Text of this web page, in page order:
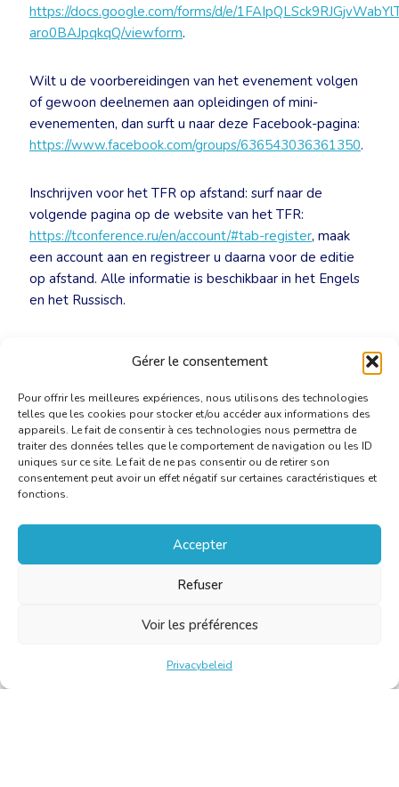
Gérer le consentement
Pour offrir les meilleures expériences, nous utilisons des technologies
telles que les cookies pour stocker et/ou accéder aux informations des
appareils. Le fait de consentir à ces technologies nous permettra de
traiter des données telles que le comportement de navigation ou les ID
uniques sur ce site. Le fait de ne pas consentir ou de retirer son
consentement peut avoir un effet négatif sur certaines caractéristiques et
fonctions.
Accepter
Refuser
Voir les préférences
Privacybeleid
https://docs.google.com/forms/d/e/
aro0BAJpqkqQ/viewform.
Wilt u de voorbereidingen van het evenement volgen
of gewoon deelnemen aan opleidingen of mini-
evenementen, dan surft u naar deze Facebook-pagina:
https://www.facebook.com/groups/636543036361350.
Inschrijven voor het TFR op afstand: surf naar de
volgende pagina op de website van het TFR:
https://tconference.ru/en/account/#tab-register, maak
een account aan en registreer u daarna voor de editie
op afstand. Alle informatie is beschikbaar in het Engels
en het Russisch.
nicolas.stuyckens@translators.be) terecht.